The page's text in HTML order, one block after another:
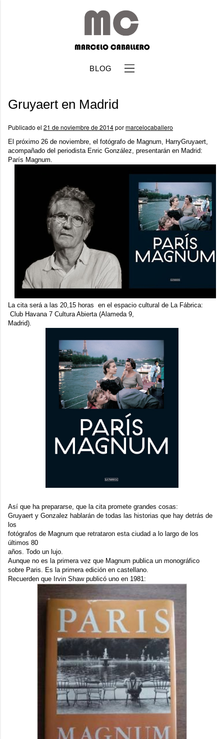
BLOG
Gruyaert en Madrid
Publicado el 21 de noviembre de 2014pormarcelocaballero
El próximo 26 de noviembre, el fotógrafo de Magnum, HarryGruyaert,
acompañado del periodista Enric González, presentarán en Madrid:
París Magnum.
La cita será a las 20,15 horas en el espacio cultural de La Fábrica:
Club Havana 7 Cultura Abierta (Alameda 9,
Madrid).
Así que ha prepararse, que la cita promete grandes cosas:
Gruyaert y Gonzalez hablarán de todas las historias que hay detrás de
los
fotógrafos de Magnum que retrataron esta ciudad a lo largo de los
últimos 80
años. Todo un lujo.
Aunque no es la primera vez que Magnum publica un monográfico
sobre Paris. Es la primera edición en castellano.
Recuerden que Irvin Shawpublicó uno en 1981: